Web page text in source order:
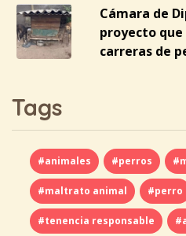
Cámara de
proyecto
carreras de
Tags
#animales #perros
#maltrato animal #perro
#tenencia responsable